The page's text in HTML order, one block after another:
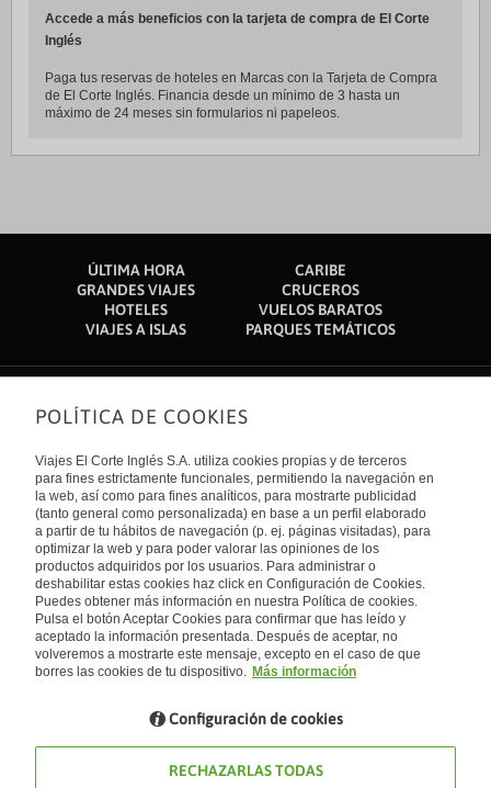
Accede a más beneficios con la tarjeta de compra de El Corte
Inglés
Paga tus reservas de hoteles en Marcas con la Tarjeta de Compra
de El Corte Inglés. Financia desde un mínimo de 3 hasta un
máximo de 24 meses sin formularios ni papeleos.
ÚLTIMA HORA
CARIBE
GRANDES VIAJES
CRUCEROS
HOTELES
VUELOS BARATOS
VIAJES A ISLAS
PARQUES TEMÁTICOS
Sobre nosotros
Quiénes somos
Financiación
Sostenibilidad
Turismo accesible
Tarjeta El Corte Inglés
Trabaja con nosotros
El Corte Inglés
Canal Ético
Enlaces de interés
Guías de viaje
Catálogos
Auto check-in
Condiciones Generales
Política de privacidad
Política de cookies
Accesibilidad
Empresas/ Grupos
Internacional
España
Visita nuestro blog
Blog de Viajes el Corte inglés
POLÍTICA DE COOKIES
Viajes El Corte Inglés S.A. utiliza cookies propias y de terceros
para fines estrictamente funcionales, permitiendo la navegación en
la web, así como para fines analíticos, para mostrarte publicidad
(tanto general como personalizada) en base a un perfil elaborado
a partir de tu hábitos de navegación (p. ej. páginas visitadas), para
optimizar la web y para poder valorar las opiniones de los
productos adquiridos por los usuarios. Para administrar o
deshabilitar estas cookies haz click en Configuración de Cookies.
Puedes obtener más información en nuestra Política de cookies.
Pulsa el botón Aceptar Cookies para confirmar que has leído y
aceptado la información presentada. Después de aceptar, no
volveremos a mostrarte este mensaje, excepto en el caso de que
borres las cookies de tu dispositivo. Más información
Configuración de cookies
RECHAZARLAS TODAS